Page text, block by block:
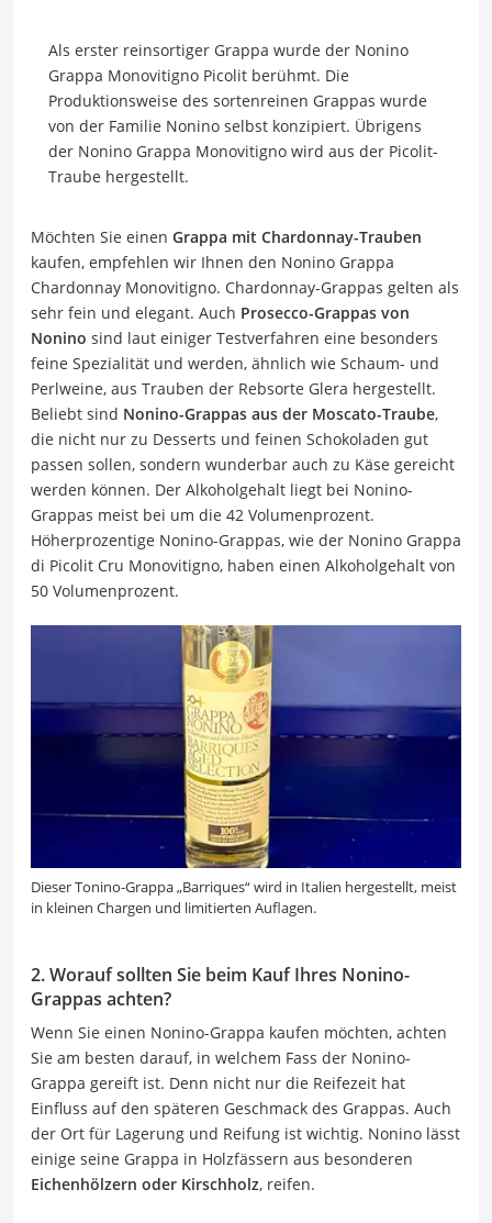
Als erster reinsortiger Grappa wurde der Nonino
Grappa Monovitigno Picolit berühmt. Die
Produktionsweise des sortenreinen Grappas wurde
von der Familie Nonino selbst konzipiert. Übrigens
der Nonino Grappa Monovitigno wird aus der Picolit-
Traube hergestellt.
Möchten Sie einen Grappa mit Chardonnay-Trauben
kaufen, empfehlen wir Ihnen den Nonino Grappa
Chardonnay Monovitigno. Chardonnay-Grappas gelten als
sehr fein und elegant. Auch Prosecco-Grappas von
Nonino sind laut einiger Testverfahren eine besonders
feine Spezialität und werden, ähnlich wie Schaum- und
Perlweine, aus Trauben der Rebsorte Glera hergestellt.
Beliebt sind Nonino-Grappas aus der Moscato-Traube,
die nicht nur zu Desserts und feinen Schokoladen gut
passen sollen, sondern wunderbar auch zu Käse gereicht
werden können. Der Alkoholgehalt liegt bei Nonino-
Grappas meist bei um die 42 Volumenprozent.
Höherprozentige Nonino-Grappas, wie der Nonino Grappa
di Picolit Cru Monovitigno, haben einen Alkoholgehalt von
50 Volumenprozent.
Dieser Tonino-Grappa „Barriques“ wird in Italien hergestellt, meist
in kleinen Chargen und limitierten Auflagen.
2. Worauf sollten Sie beim Kauf Ihres Nonino-
Grappas achten?
Wenn Sie einen Nonino-Grappa kaufen möchten, achten
Sie am besten darauf, in welchem Fass der Nonino-
Grappa gereift ist. Denn nicht nur die Reifezeit hat
Einfluss auf den späteren Geschmack des Grappas. Auch
der Ort für Lagerung und Reifung ist wichtig. Nonino lässt
einige seine Grappa in Holzfässern aus besonderen
Eichenhölzern oder Kirschholz, reifen.